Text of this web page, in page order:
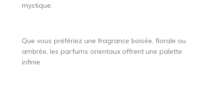
mystique.
Que vous préfériez une fragrance boisée, florale ou
ambrée, les parfums orientaux offrent une palette
infinie.